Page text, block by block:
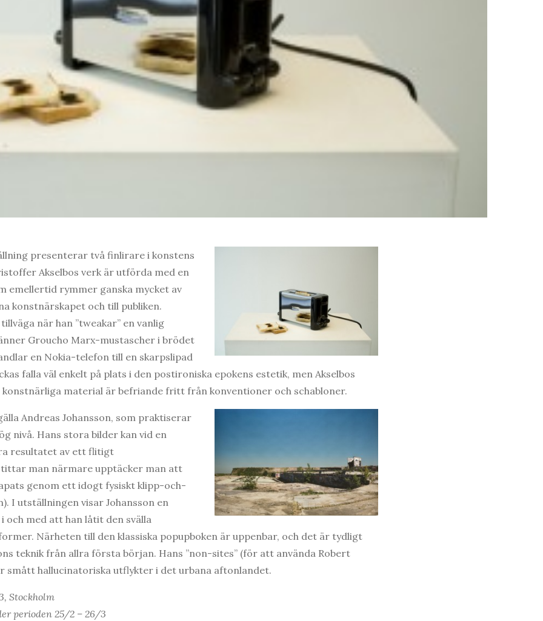
presenterar två finlirare i konstens
Akselbos verk är utförda med en
emellertid rymmer ganska mycket av
konstnärskapet och till publiken.
när han ”tweakar” en vanlig
Groucho Marx-mustascher i brödet
en Nokia-telefon till en skarpslipad
falla väl enkelt på plats i den postironiska epokens estetik, men Akselbos
material är befriande fritt från konventioner och schabloner.
Andreas Johansson, som praktiserar
nivå. Hans stora bilder kan vid en
resultatet av ett flitigt
man närmare upptäcker man att
genom ett idogt fysiskt klipp-och-
I utställningen visar Johansson en
och med att han låtit den svälla
Närheten till den klassiska popupboken är uppenbar, och det är tydligt
teknik från allra första början. Hans ”non-sites” (för att använda Robert
smått hallucinatoriska utflykter i det urbana aftonlandet.
Stockholm
perioden 25/2 – 26/3